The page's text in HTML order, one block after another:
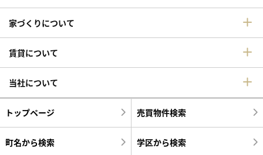
家づくりについて
賃貸について
当社について
トップページ 売買物件検索
町名から検索 学区から検索